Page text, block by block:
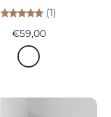
(1)
€59,00